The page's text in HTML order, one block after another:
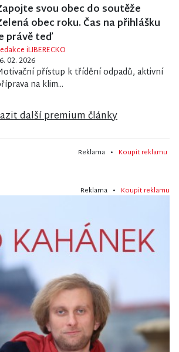
svou obec do soutěže
obec roku. Čas na přihlášku
právě teď
iLIBERECKO
02. 2026
přístup k třídění odpadů, aktivní
na klim...
další premium články
Reklama • Koupit reklamu
Reklama • Koupit reklamu